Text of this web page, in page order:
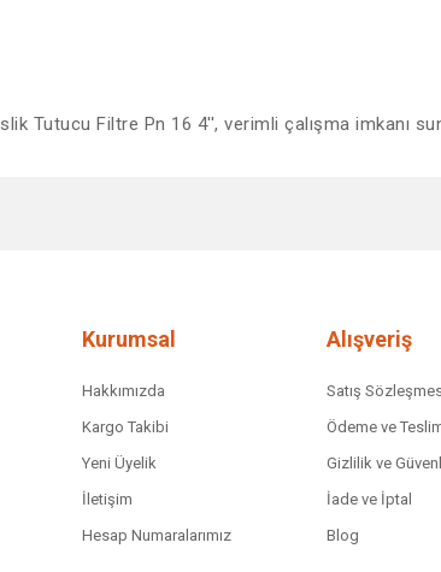
Tutucu Filtre Pn 16 4'', verimli çalışma imkanı
olmalı.
Kurumsal
Hakkımızda
Kargo Takibi
Yeni Üyelik
İletişim
Hesap Numaralarımız
Alışveriş
Satış
Ödeme ve
Gizlilik ve
İade ve İptal
Blog